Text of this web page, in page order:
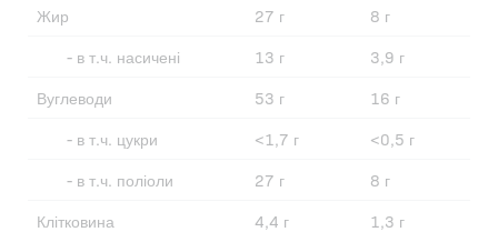
Жир 27 г
8 г
- в т.ч. насичені
13 г
3,9 г
Вуглеводи
53 г
16 г
- в т.ч. цукри
<1,7 г
<0,5 г
- в т.ч. поліоли
27 г
8 г
Клітковина
4,4 г
1,3 г